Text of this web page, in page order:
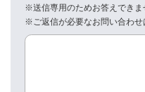
※送信専用のためお答えできま
※ご返信が必要なお問い合わせ